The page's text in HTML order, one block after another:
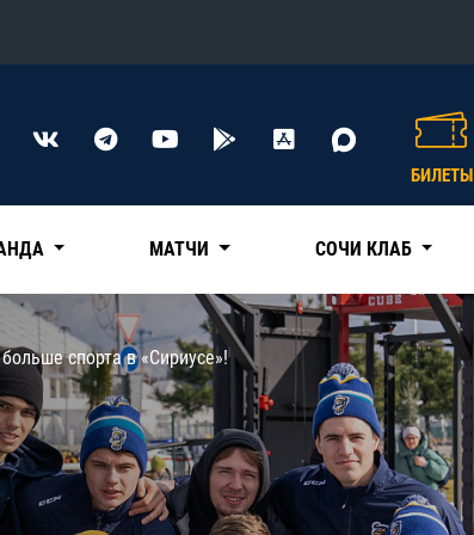
Конференция «Восток»
Нефтехимик
Трактор
Дивизион Чернышева
Авангард
Адмирал
КХЛ
БИЛЕТЫ
МАТЧИ СОЧИ КЛАБ
спорта в «Сириусе»!